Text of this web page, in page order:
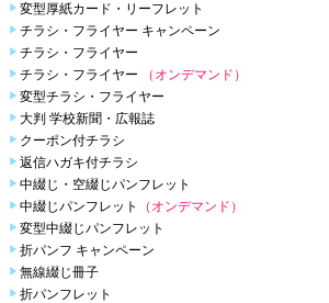
変型厚紙カード・リーフレット
チラシ・フライヤー キャンペーン
チラシ・フライヤー
チラシ・フライヤー
（オンデマンド）
変型チラシ・フライヤー
大判 学校新聞・広報誌
クーポン付チラシ
返信ハガキ付チラシ
中綴じ・空綴じパンフレット
中綴じパンフレット
（オンデマンド）
変型中綴じパンフレット
折パンフ キャンペーン
無線綴じ冊子
折パンフレット